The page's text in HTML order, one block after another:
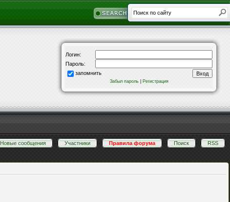
Логин:
Пароль:
запомнить
Забыл пароль| Регистрация
Новые сообщения · Участники · Правила форума · Поиск · RSS